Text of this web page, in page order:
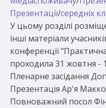
Презентації/середніх
У цьому розділі
інші матеріали
конференції
проходила 31 жовтня -
Пленарне засідання
Презентація Ар'я
Повноважний посол